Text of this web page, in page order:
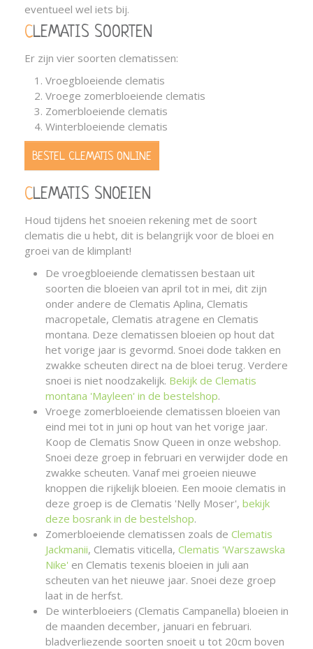
eventueel wel iets bij.
CLEMATIS SOORTEN
Er zijn vier soorten clematissen:
Vroegbloeiende clematis
Vroege zomerbloeiende clematis
Zomerbloeiende clematis
Winterbloeiende clematis
BESTEL CLEMATIS ONLINE
CLEMATIS SNOEIEN
Houd tijdens het snoeien rekening met de soort
clematis die u hebt, dit is belangrijk voor de bloei en
groei van de klimplant!
De vroegbloeiende clematissen bestaan uit
soorten die bloeien van april tot in mei, dit zijn
onder andere de Clematis Aplina, Clematis
macropetale, Clematis atragene en Clematis
montana. Deze clematissen bloeien op hout dat
het vorige jaar is gevormd. Snoei dode takken en
zwakke scheuten direct na de bloei terug. Verdere
snoei is niet noodzakelijk. Bekijk de Clematis
montana 'Mayleen' in de bestelshop.
Vroege zomerbloeiende clematissen bloeien van
eind mei tot in juni op hout van het vorige jaar.
Koop de Clematis Snow Queen in onze webshop.
Snoei deze groep in februari en verwijder dode en
zwakke scheuten. Vanaf mei groeien nieuwe
knoppen die rijkelijk bloeien. Een mooie clematis in
deze groep is de Clematis 'Nelly Moser', bekijk
deze bosrank in de bestelshop.
Zomerbloeiende clematissen zoals de Clematis
Jackmanii, Clematis viticella, Clematis 'Warszawska
Nike' en Clematis texenis bloeien in juli aan
scheuten van het nieuwe jaar. Snoei deze groep
laat in de herfst.
De winterbloeiers (Clematis Campanella) bloeien in
de maanden december, januari en februari.
bladverliezende soorten snoeit u tot 20cm boven